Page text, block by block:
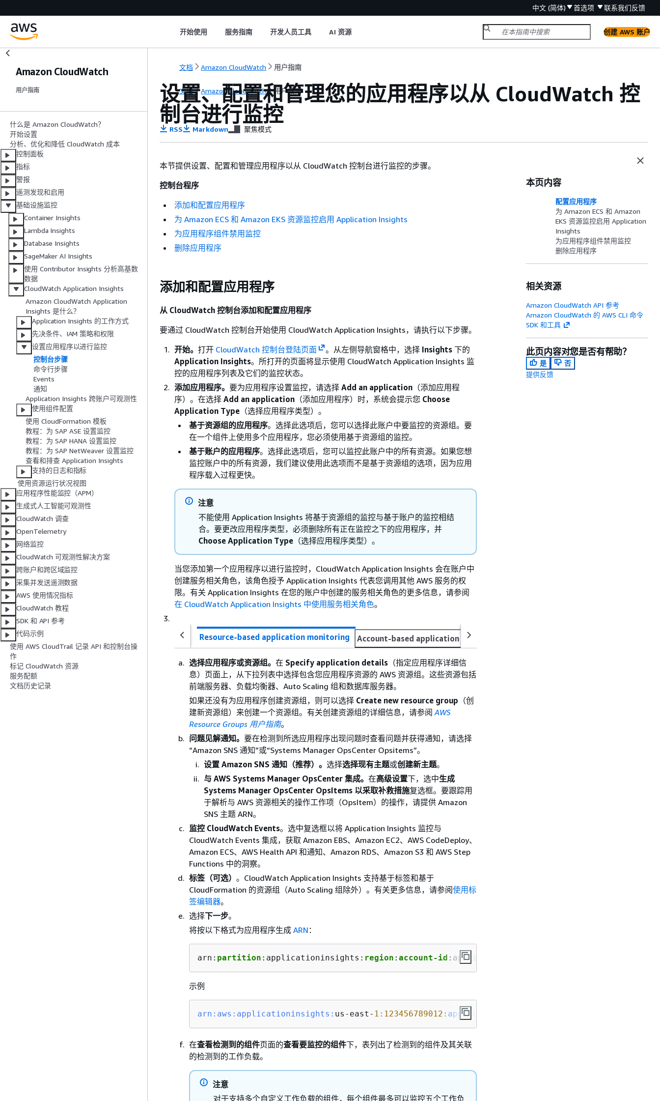
中文 (简体) 首选项 联系我们反馈
开始使用 服务指南 开发人员工具 AI 资源 创建 AWS 账户
Amazon CloudWatch
用户指南
什么是 Amazon CloudWatch？
开始设置
分析、优化和降低 CloudWatch 成本
控制面板
指标
警报
遥测发现和启用
基础设施监控
Container Insights
Lambda Insights
Database Insights
SageMaker AI Insights
使用 Contributor Insights 分析高基数
数据
CloudWatch Application Insights
Amazon CloudWatch Application
Insights 是什么？
Application Insights 的工作方式
先决条件、IAM 策略和权限
设置应用程序以进行监控
控制台步骤
命令行步骤
Events
通知
Application Insights 跨账户可观测性
使用组件配置
使用 CloudFormation 模板
教程：为 SAP ASE 设置监控
教程：为 SAP HANA 设置监控
教程：为 SAP NetWeaver 设置监控
查看和排查 Application Insights
支持的日志和指标
使用资源运行状况视图
应用程序性能监控（APM）
生成式人工智能可观测性
CloudWatch 调查
OpenTelemetry
网络监控
CloudWatch 可观测性解决方案
跨账户和跨区域监控
采集并发送遥测数据
AWS 使用情况指标
CloudWatch 教程
SDK 和 API 参考
代码示例
使用 AWS CloudTrail 记录 API 和控制台操
作
标记 CloudWatch 资源
服务配额
文档历史记录
文档 Amazon CloudWatch 用户指南
文档 Amazon CloudWatch 用户指南
设置、配置和管理您的应用程序以从 CloudWatch 控
制台进行监控
RSS Markdown 聚焦模式
本节提供设置、配置和管理应用程序以从 CloudWatch 控制台进行监控的步骤。
控制台程序
添加和配置应用程序
为 Amazon ECS 和 Amazon EKS 资源监控启用 Application Insights
为应用程序组件禁用监控
删除应用程序
添加和配置应用程序
从 CloudWatch 控制台添加和配置应用程序
要通过 CloudWatch 控制台开始使用 CloudWatch Application Insights，请执行以下步骤。
开始。 打开 CloudWatch 控制台登陆页面 。从左侧导航窗格中，选择 Insights下的
Application Insights。所打开的页面将显示使用 CloudWatch Application Insights 监
控的应用程序列表及它们的监控状态。
添加应用程序。 要为应用程序设置监控，请选择 Add an application （添加应用程
序）。在选择 Add an application （添加应用程序）时，系统会提示您 Choose
Application Type （选择应用程序类型）。
基于资源组的应用程序。选择此选项后，您可以选择此账户中要监控的资源组。要
在一个组件上使用多个应用程序，您必须使用基于资源组的监控。
基于账户的应用程序。选择此选项后，您可以监控此账户中的所有资源。如果您想
监控账户中的所有资源，我们建议使用此选项而不是基于资源组的选项，因为应用
程序载入过程更快。
注意
不能使用 Application Insights 将基于资源组的监控与基于账户的监控相结
合。要更改应用程序类型，必须删除所有正在监控之下的应用程序，并
Choose Application Type （选择应用程序类型）。
当您添加第一个应用程序以进行监控时，CloudWatch Application Insights 会在账户中
创建服务相关角色，该角色授予 Application Insights 代表您调用其他 AWS 服务的权
限。有关 Application Insights 在您的账户中创建的服务相关角色的更多信息，请参阅
在 CloudWatch Application Insights 中使用服务相关角色。
Resource-based application monitoring Account-based application monitoring
选择应用程序或资源组。 在 Specify application details （指定应用程序详细信
息）页面上，从下拉列表中选择包含您应用程序资源的 AWS 资源组。这些资源包括
前端服务器、负载均衡器、Auto Scaling 组和数据库服务器。
如果还没有为应用程序创建资源组，则可以选择 Create new resource group （创
建新资源组）来创建一个资源组。有关创建资源组的详细信息，请参阅 AWS
Resource Groups 用户指南。
问题见解通知。 要在检测到所选应用程序出现问题时查看问题并获得通知，请选择
“Amazon SNS 通知”或“Systems Manager OpsCenter Opsitems”。
设置 Amazon SNS 通知（推荐）。 选择选择现有主题或创建新主题。
与 AWS Systems Manager OpsCenter 集成。 在高级设置下，选中生成
Systems Manager OpsCenter OpsItems 以采取补救措施复选框。要跟踪用
于解析与 AWS 资源相关的操作工作项（OpsItem）的操作，请提供 Amazon
SNS 主题 ARN。
监控 CloudWatch Events。选中复选框以将 Application Insights 监控与
CloudWatch Events 集成，获取 Amazon EBS、Amazon EC2、AWS CodeDeploy、
Amazon ECS、AWS Health API 和通知、Amazon RDS、Amazon S3 和 AWS Step
Functions 中的洞察。
标签（可选） 。CloudWatch Application Insights 支持基于标签和基于
CloudFormation 的资源组（Auto Scaling 组除外）。有关更多信息，请参阅使用标
签编辑器。
选择下一步。
将按以下格式为应用程序生成 ARN ：
arn: partition :applicationinsights: region : account-id :application/resource-group/
示例
arn: aws: applicationinsights: us-east- 1 : 123456789012 :application/resource-group/my-resource-
在查看检测到的组件页面的查看要监控的组件下，表列出了检测到的组件及其关联
的检测到的工作负载。
注意
对于支持多个自定义工作负载的组件，每个组件最多可以监控五个工作负
本页内容
配置应用程序
为 Amazon ECS 和 Amazon
EKS 资源监控启用 Application
Insights
为应用程序组件禁用监控
删除应用程序
相关资源
Amazon CloudWatch API 参考
Amazon CloudWatch 的 AWS CLI 命令
SDK 和工具
此页内容对您是否有帮助？
是
否
提供反馈